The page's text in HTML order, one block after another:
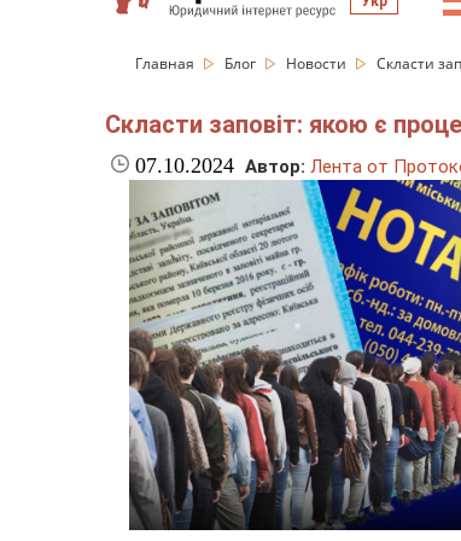
Главная Блог Новости Скласти
Скласти заповіт: якою є
07.10.2024 Автор: Лента от